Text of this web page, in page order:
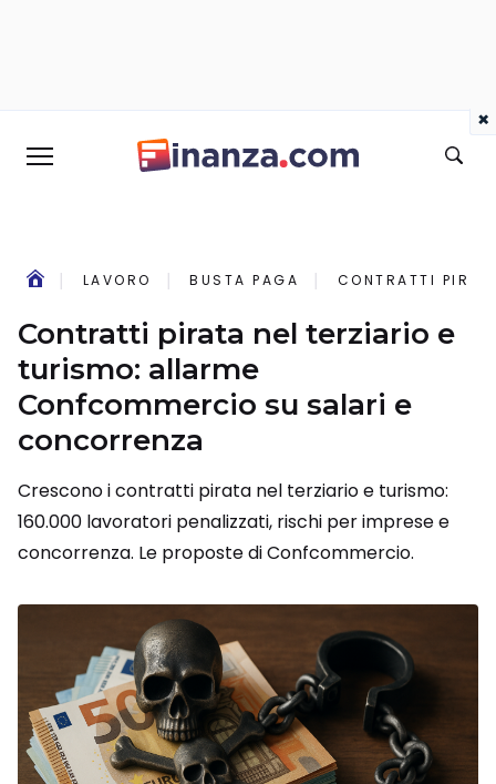
LAVORO BUSTA PAGA CONTRATTI
Contratti pirata nel terziario e
turismo: allarme
Confcommercio su salari e
concorrenza
Crescono i contratti pirata nel terziario e turismo:
160.000 lavoratori penalizzati, rischi per imprese e
concorrenza. Le proposte di Confcommercio.
×